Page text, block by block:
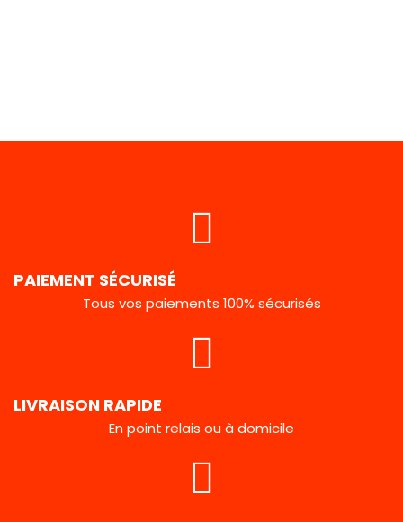
PAIEMENT SÉCURISÉ
Tous vos paiements 100% sécurisés
LIVRAISON RAPIDE
En point relais ou à domicile